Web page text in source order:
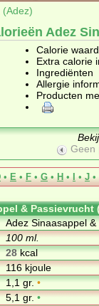
(Adez)
Adez
Calorie
Extra calorie
Ingrediënten
Allergie
Producten
Geen
• E • F • G • H • I • J •
& Passievrucht
Adez Sinaasappel
100 ml.
28kcal
116 kjoule
1,1 gr.•
5,1 gr.•